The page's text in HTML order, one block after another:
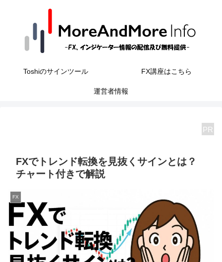
Toshiのサインツール FX講座はこちら
運営者情報
PR
FXでトレンド転換を見抜くサインとは？
チャート付きで解説
FX